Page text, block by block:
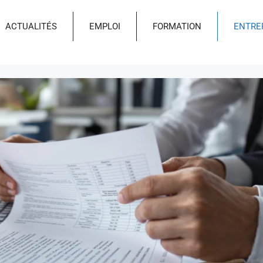
ACTUALITÉS EMPLOI FORMATION